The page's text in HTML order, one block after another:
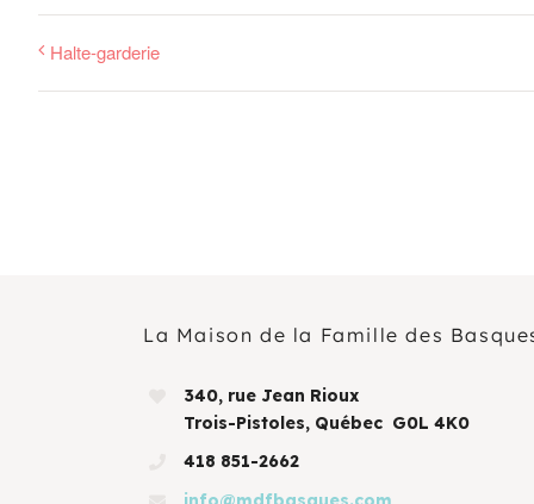
Halte-garderie
La Maison de la Famille des
340, rue Jean Rioux
Trois-Pistoles, Québec G0L 4K0
418 851-2662